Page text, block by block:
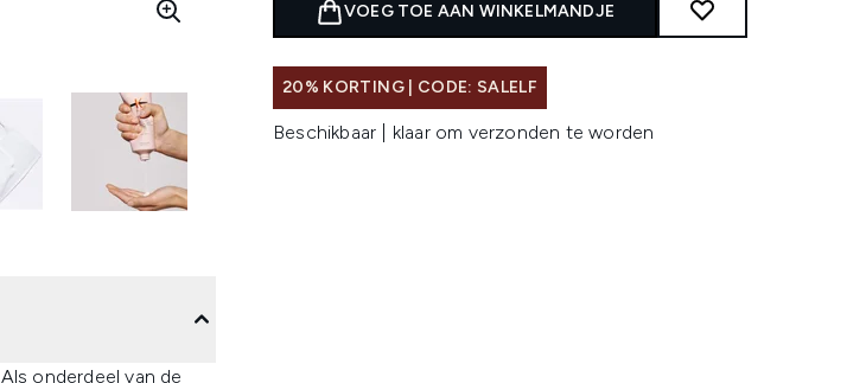
VOEG TOE AAN WINKELMANDJE
20% KORTING | CODE: SALELF
Beschikbaar | klaar om verzonden te worden
Als onderdeel van de